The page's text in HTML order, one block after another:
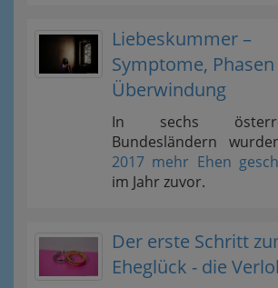
Liebeskummer –
Symptome,
Überwindung
In sechs
Bundesländern
2017 mehr Ehen
im Jahr zuvor.
Der erste Schritt
Eheglück - die